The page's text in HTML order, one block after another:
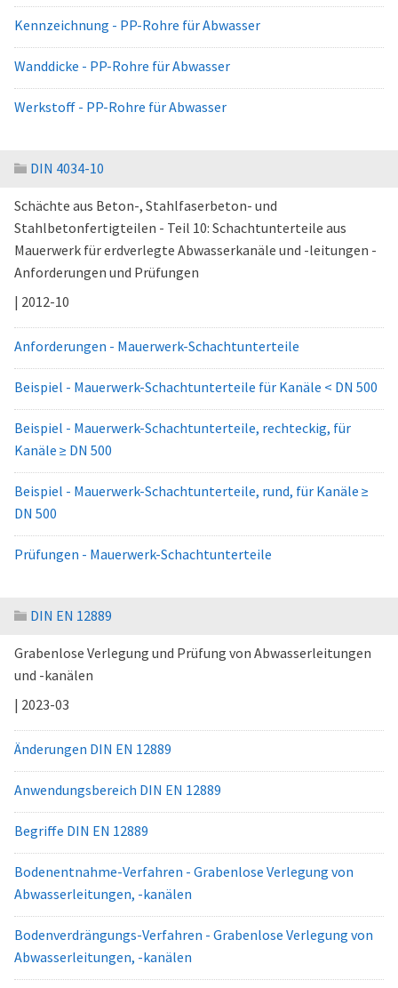
Kennzeichnung - PP-Rohre für Abwasser
Wanddicke - PP-Rohre für Abwasser
Werkstoff - PP-Rohre für Abwasser
DIN 4034-10
Schächte aus Beton-, Stahlfaserbeton- und
Stahlbetonfertigteilen - Teil 10: Schachtunterteile aus
Mauerwerk für erdverlegte Abwasserkanäle und -leitungen -
Anforderungen und Prüfungen
| 2012-10
Anforderungen - Mauerwerk-Schachtunterteile
Beispiel - Mauerwerk-Schachtunterteile für Kanäle < DN 500
Beispiel - Mauerwerk-Schachtunterteile, rechteckig, für
Kanäle ≥ DN 500
Beispiel - Mauerwerk-Schachtunterteile, rund, für Kanäle ≥
DN 500
Prüfungen - Mauerwerk-Schachtunterteile
DIN EN 12889
Grabenlose Verlegung und Prüfung von Abwasserleitungen
und -kanälen
| 2023-03
Änderungen DIN EN 12889
Anwendungsbereich DIN EN 12889
Begriffe DIN EN 12889
Bodenentnahme-Verfahren - Grabenlose Verlegung von
Abwasserleitungen, -kanälen
Bodenverdrängungs-Verfahren - Grabenlose Verlegung von
Abwasserleitungen, -kanälen